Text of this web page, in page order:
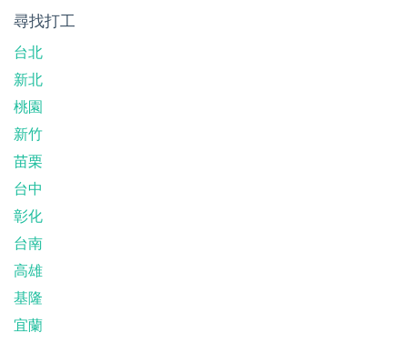
尋找打工
台北
新北
桃園
新竹
苗栗
台中
彰化
台南
高雄
基隆
宜蘭